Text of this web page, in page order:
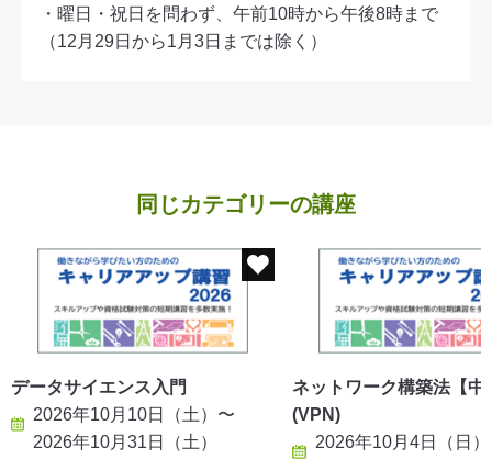
・曜日・祝日を問わず、午前10時から午後8時まで
（12月29日から1月3日までは除く）
同じカテゴリーの講座
データサイエンス入門
2026年10月10日（土）〜
2026年10月31日（土）
ネットワーク構築法【中
(VPN)
2026年10月4日（日